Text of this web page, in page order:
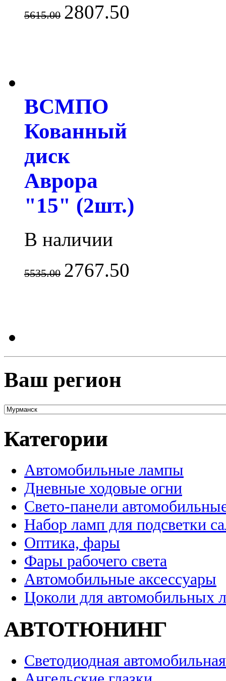
5615.00 2807.50
ВСМПО
Кованный
диск
Аврора
"15" (2шт.)
В наличии
5535.00 2767.50
Ваш регион
Категории
Автомобильные лампы
Дневные ходовые огни
Свето-панели
Набор ламп для подсветки
Оптика, фары
Фары рабочего света
Автомобильные аксессуары
Цоколи для автомобильных
АВТОТЮНИНГ
Светодиодная